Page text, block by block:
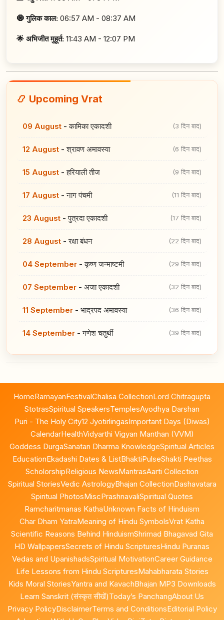
🧿 गुलिक काल: 06:57 AM - 08:37 AM
🌟 अभिजीत मुहूर्त: 11:43 AM - 12:07 PM
📿 Upcoming Vrat
09 August -कामिका एकादशी (3 दिन बाद)
12 August -श्रावण अमावस्या (6 दिन बाद)
15 August -हरियाली तीज (9 दिन बाद)
17 August -नाग पंचमी (11 दिन बाद)
23 August -पुत्रदा एकादशी (17 दिन बाद)
28 August -रक्षा बंधन (22 दिन बाद)
04 September -कृष्ण जन्माष्टमी (29 दिन बाद)
07 September - अजा एकादशी (32 दिन बाद)
11 September - भाद्रपद अमावस्या (36 दिन बाद)
14 September -गणेश चतुर्थी (39 दिन बाद)
HomeRamayanFestivalChalisa CollectionLord Chitragupta
StotrasSpiritual SpeakersTemplesAyodhya Darshan
Puri - The Holy City12 JyotirlingasImportant Days (Diwas)
CalendarHealthVidyarthi Vigyan Manthan (VVM)
Goddess DurgaSanatan Dharma KnowledgeSpiritual Articles
EducationEkadashi Dates & ListBhaktiPulseShakti Peethas
ScholorshipReligious NewsMantrasAarti Collection
Spiritual StoriesVedic AstrologyBhajan CollectionDashavatara
Spiritual PhotosMiscPrashnavaliSpiritual Quotes
Ramcharitmanas KathaUnknown Facts of Hinduism
Char Dham YatraMeaning of Hindu SymbolsVrat Katha
Scientific Reasons Behind HinduismShrimad Bhagavad Gita
HD WallpapersSecrets of Hindu ScripturesHindu Puranas
Vedas and UpanishadsSpiritual MotivationCareer Guidance
Life Lessons from Hindu ScripturesMahabharata Stories
Kids Moral StoriesYantra and KavachBhajan MP3 Downloads
Learn Sanskrit (संस्कृत सीखें)Today’s PanchangAbout Us
Privacy PolicyDisclaimerTerms and ConditionsEditorial Policy